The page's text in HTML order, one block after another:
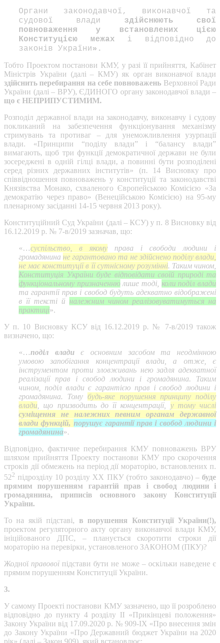
Органи законодавчої, виконавчої та
судової влади здійснюють свої
повноваження у встановлених цією
Конституцією межах і відповідно до
законів України».
Тобто Проектом постанови КМУ, у разі її прийняття, Кабінет
Міністрів України (далі – КМУ) як орган виконавчої влади
здійснить перебирання на себе повноважень Верховної Ради
України (далі – ВРУ), ЄДИНОГО органу законодавчої влади –
що є НЕПРИПУСТИМИМ.
Розподіл державної влади на законодавчу, виконавчу і судову
покликаний на забезпечення функціонування механізму
стримувань та противаг – для унеможливлення узурпації
влади. «Принципи “поділу влади” і “балансу влади”
вимагають, щоб три функції демократичної держави не були
зосереджені в одній гілці влади, а повинні бути розподілені
серед різних державних інститутів» (п. 14 Висновку про
співвідношення повноважень у конституції та законодавстві
Князівства Монако, схваленого Європейською Комісією «За
демократію через право» (Венеційською Комісією) на 95-му
пленарному засіданні 14-15 червня 2013 року).
Конституційний Суд України (далі – КСУ) у п. 8 Висновку від
16.12.2019 р. № 7-в/2019 зазначав, що:
«…суспільство, в якому права і свободи людини і
громадянина не гарантовано та не здійснено поділу влади,
не має конституції в її сутнісному розумінні. Таким чином,
Конституція України буде відповідати своїй природі та
функціональному призначеннюлише тоді, коли поділ влади
та гарантії прав і свобод будуть адекватно відображені
в її тексті й належним чином реалізовуватимуться на
практиці».
У п. 10 Висновку КСУ від 16.12.2019 р. № 7-в/2019 також
визначено, що:
«…поділ владиє основним засобом та неодмінною
умовою запобігання концентрації влади, а отже, є
інструментом проти зловживань нею задля адекватної
реалізації прав і свобод людини і громадянина. Таким
чином, поділ влади є гарантією прав і свобод людини і
громадянина. Тому будь-яке порушення принципу поділу
влади , що призводить до її концентрації, у тому числі
суміщення не належних певним органам державної
влади функцій, порушує гарантії прав і свобод людини і
громадянина».
Відповідно, фактичне перебирання КМУ повноважень ВРУ
шляхом прийняття Проекту постанови КМУ про скорочення
строків дії обмежень на період дії мораторію, встановлених п.
522 підрозділу 10 розділу ХХ ПКУ (тобто законодавчо) – буде
прямим порушенням гарантій прав і свобод людини і
громадянина, приписів основного закону Конституції
України.
То на якій підставі, в порушення Конституції України(!),
проектом регуляторного акту органу виконавчої влади КМУ,
ініційованого ДПС, – планується скоротити строки дії
мораторію на перевірки, установленого ЗАКОНОМ (ПКУ)?
Жодної правовоїпідстави бути не може – оскільки наведене є
прямим порушенням Конституції України.
3.
У самому Проекті постанови КМУ зазначено, що її розроблено
відповідно до пункту 4 розділу ІІ «Прикінцеві положення»
Закону України від 17.09.2020 р. № 909-ІХ «Про внесення змін
до Закону України «Про Державний бюджет України на 2020